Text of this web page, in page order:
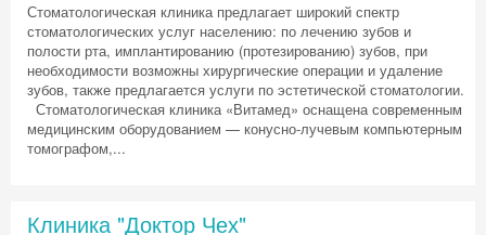
Стоматологическая клиника предлагает широкий спектр
стоматологических услуг населению: по лечению зубов и
полости рта, имплантированию (протезированию) зубов, при
необходимости возможны хирургические операции и удаление
зубов, также предлагается услуги по эстетической стоматологии.
Стоматологическая клиника «Витамед» оснащена современным
медицинским оборудованием — конусно-лучевым компьютерным
томографом,...
Клиника "Доктор Чех"